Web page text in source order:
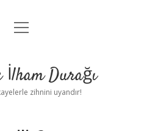
Anasayfa
Uyarı
menüyü
Durağı
zihnini uyandır!